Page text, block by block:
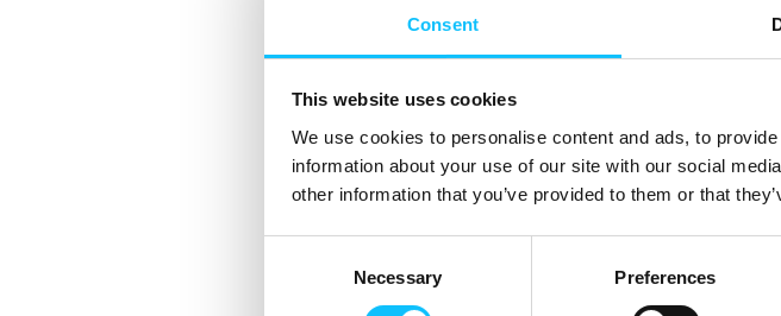
Consent
This website uses cookies
We use cookies to personalise content and ads, to
information about your use of our site with our social
other information that you’ve provided to them or that
Necessary Preferences
suopeat menetelmätkin ovat
levitetään entistä laajemmille
uusimpia menetelmiä.
”Kaikki lisätuki otetaan
esimerkiksi opittiin käyttämään
lannoitteena”, hän kuvaa.
Hankkeessa on perustettu
opastavat toisia viljelijöitä.